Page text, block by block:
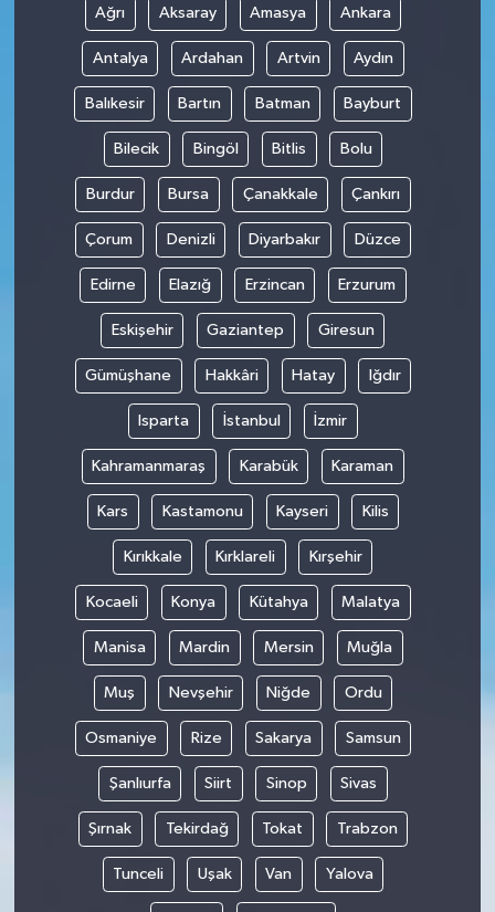
Ağrı Aksaray Amasya Ankara
Antalya Ardahan Artvin Aydın
Balıkesir Bartın Batman Bayburt
Bilecik Bingöl Bitlis Bolu
Burdur Bursa Çanakkale Çankırı
Çorum Denizli Diyarbakır Düzce
Edirne Elazığ Erzincan Erzurum
Eskişehir Gaziantep Giresun
Gümüşhane Hakkâri Hatay Iğdır
Isparta İstanbul İzmir
Kahramanmaraş Karabük Karaman
Kars Kastamonu Kayseri Kilis
Kırıkkale Kırklareli Kırşehir
Kocaeli Konya Kütahya Malatya
Manisa Mardin Mersin Muğla
Muş Nevşehir Niğde Ordu
Osmaniye Rize Sakarya Samsun
Şanlıurfa Siirt Sinop Sivas
Şırnak Tekirdağ Tokat Trabzon
Tunceli Uşak Van Yalova